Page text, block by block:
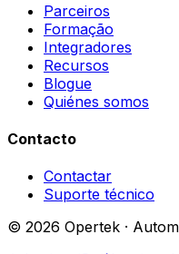
Parceiros
Formação
Integradores
Recursos
Blogue
Quiénes somos
Contacto
Contactar
Suporte técnico
© 2026 Opertek ·